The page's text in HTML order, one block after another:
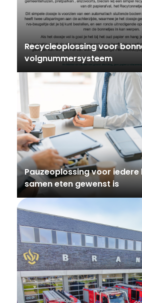
Recycleoplossing voor
volgnummersysteem
Pauzeoplossing voor
samen eten gewenst is